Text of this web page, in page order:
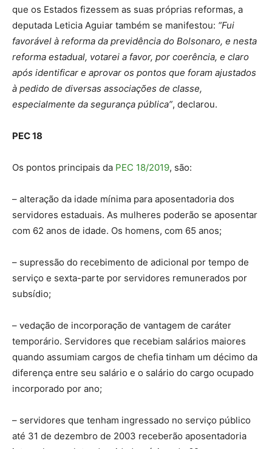
que os Estados fizessem as suas próprias reformas, a
deputada Leticia Aguiar também se manifestou: “Fui
favorável à reforma da previdência do Bolsonaro, e nesta
reforma estadual, votarei a favor, por coerência, e claro
após identificar e aprovar os pontos que foram ajustados
à pedido de diversas associações de classe,
especialmente da segurança pública”, declarou.
PEC 18
Os pontos principais da PEC 18/2019, são:
– alteração da idade mínima para aposentadoria dos
servidores estaduais. As mulheres poderão se aposentar
com 62 anos de idade. Os homens, com 65 anos;
– supressão do recebimento de adicional por tempo de
serviço e sexta-parte por servidores remunerados por
subsídio;
– vedação de incorporação de vantagem de caráter
temporário. Servidores que recebiam salários maiores
quando assumiam cargos de chefia tinham um décimo da
diferença entre seu salário e o salário do cargo ocupado
incorporado por ano;
– servidores que tenham ingressado no serviço público
até 31 de dezembro de 2003 receberão aposentadoria